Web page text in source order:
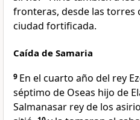
fronteras, desde las torres
ciudad fortificada.
Caída de Samaria
9 En el cuarto año del rey
séptimo de Oseas hijo de
Salmanasar rey de los